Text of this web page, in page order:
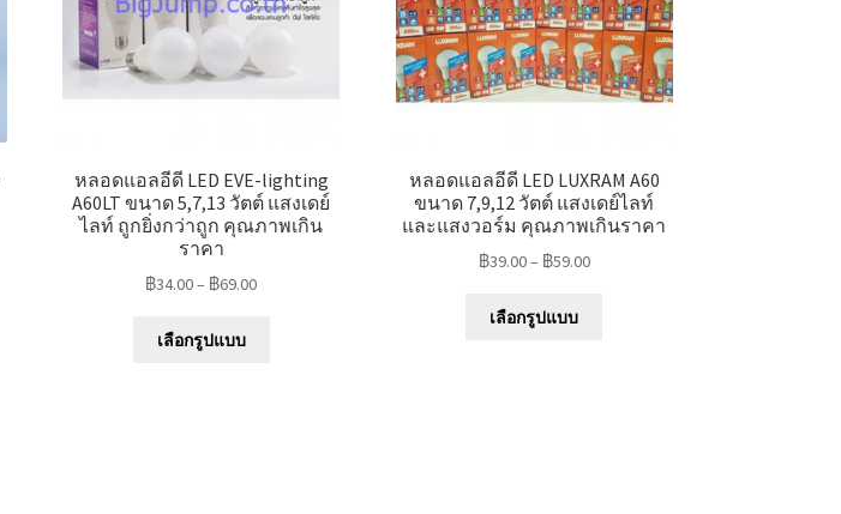
หลอดแอลอีดี LED EVE-lighting
A60LT ขนาด 5,7,13 วัตต์ แสงเดย์
ไลท์ ถูกยิ่งกว่าถูก คุณภาพเกิน
ราคา
฿34.00– ฿69.00
เลือกรูปแบบ
หลอดแอลอีดี LED LUXRAM A60
ขนาด 7,9,12 วัตต์ แสงเดย์ไลท์
และแสงวอร์ม คุณภาพเกินราคา
฿39.00– ฿59.00
เลือกรูปแบบ